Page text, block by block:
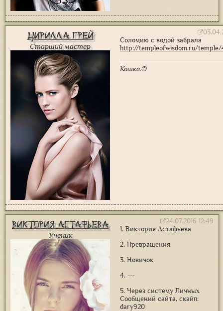
Цирилла Грей
Старший мастер
Соломию с водой забрала
http://templeofwisdom.ru/
Кошка.©
Виктория Астафьева
Ученик
24.07.2016 12:49
1. Виктория Астафьева
2. Превращения
3. Новичок
4. ---
5. Через систему Личных
Сообщений сайта, скайп:
dary920